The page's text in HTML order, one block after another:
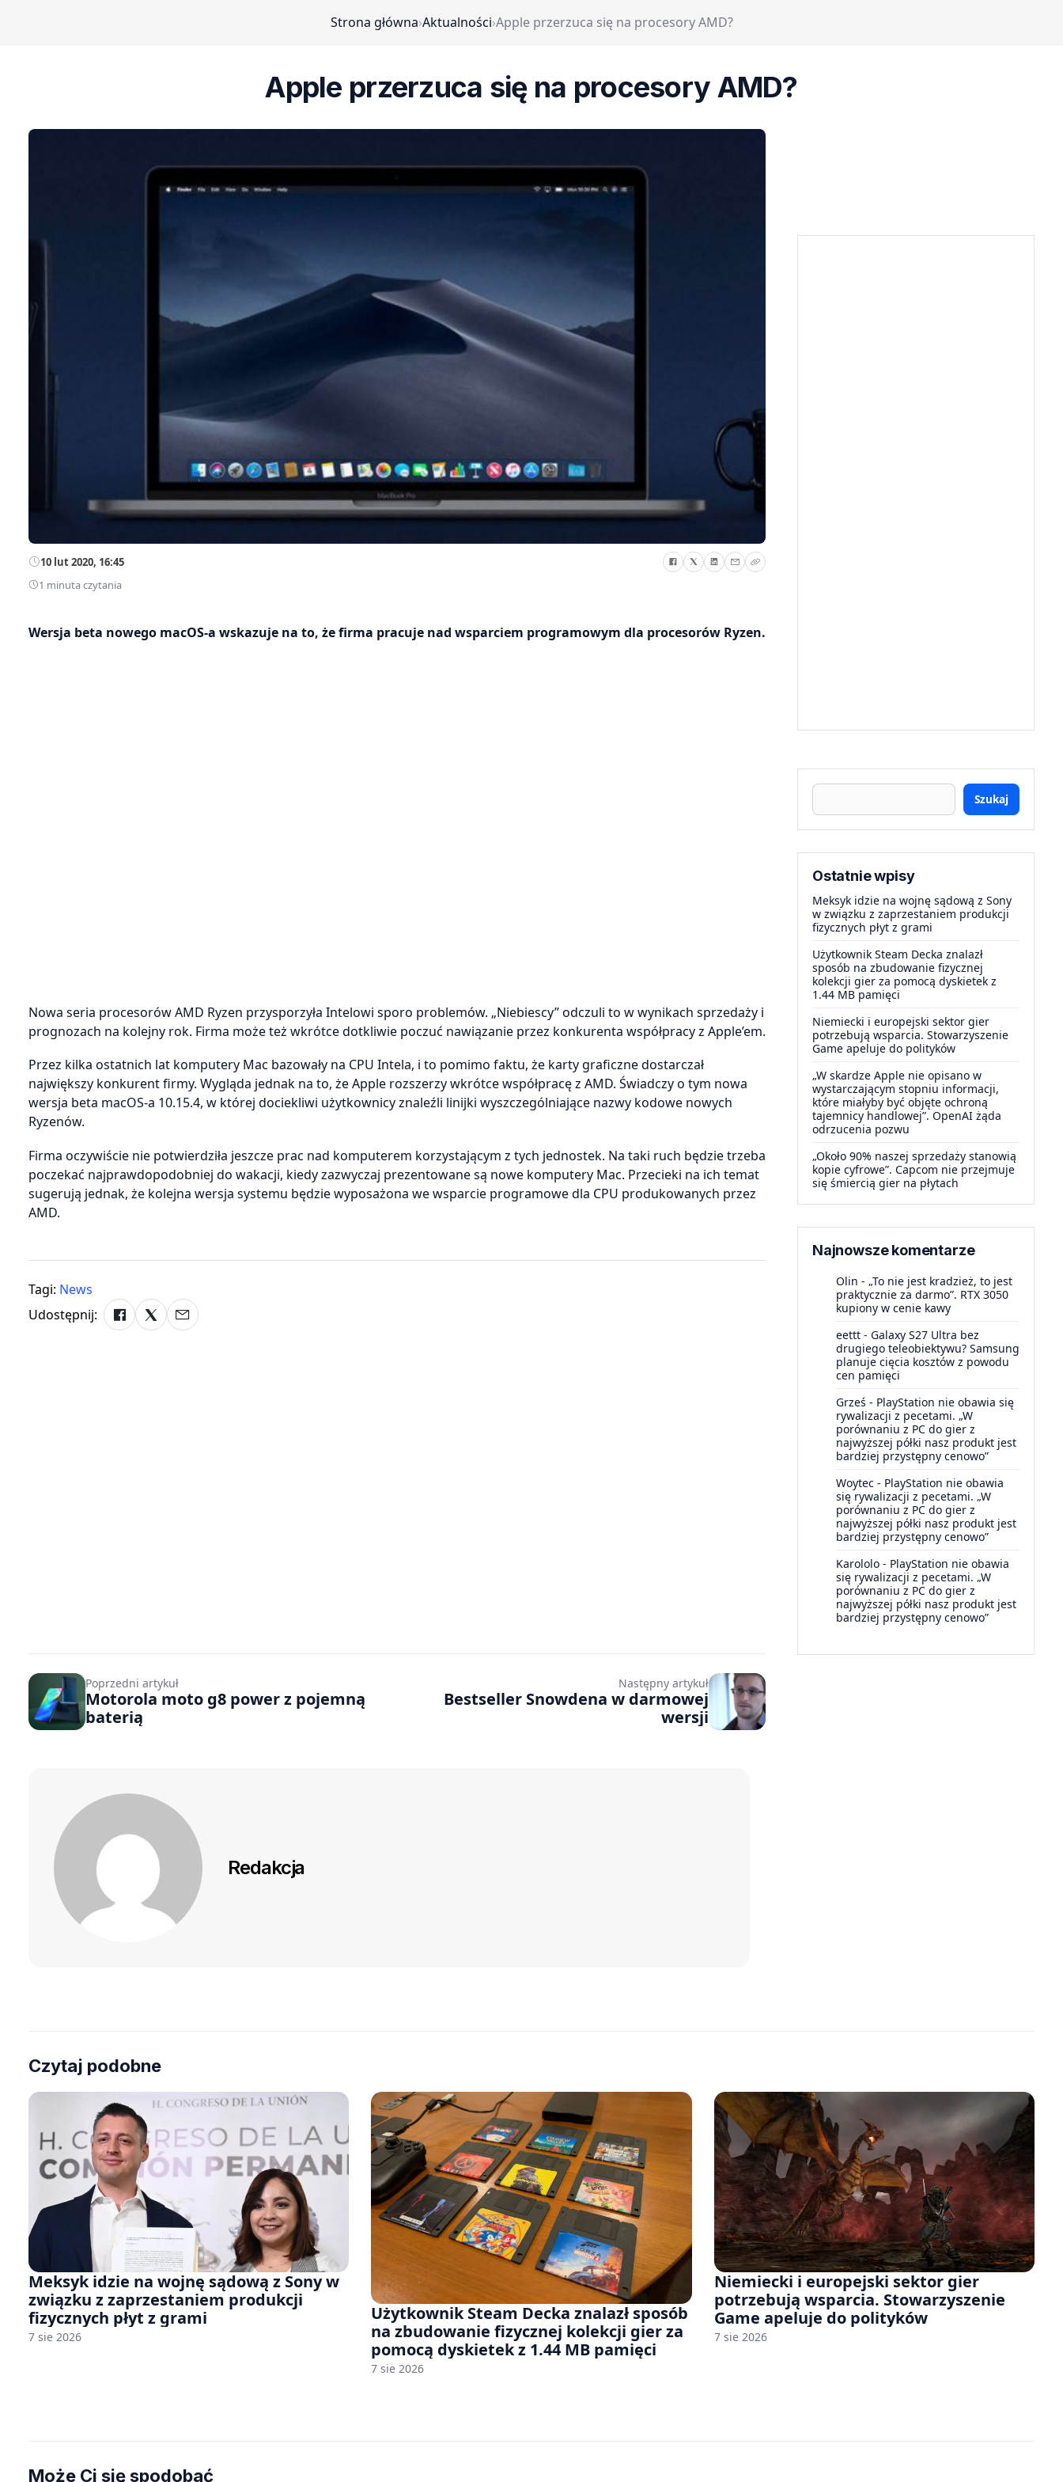
Strona główna›Aktualności›Apple przerzuca się na procesory AMD?
Apple przerzuca się na procesory AMD?
10 lut 2020, 16:45
1 minuta czytania
Wersja beta nowego macOS-a wskazuje na to, że firma pracuje nad wsparciem programowym dla procesorów Ryzen.
Nowa seria procesorów AMD Ryzen przysporzyła Intelowi sporo problemów. „Niebiescy” odczuli to w wynikach sprzedaży i
prognozach na kolejny rok. Firma może też wkrótce dotkliwie poczuć nawiązanie przez konkurenta współpracy z Apple’em.
Przez kilka ostatnich lat komputery Mac bazowały na CPU Intela, i to pomimo faktu, że karty graficzne dostarczał
największy konkurent firmy. Wygląda jednak na to, że Apple rozszerzy wkrótce współpracę z AMD. Świadczy o tym nowa
wersja beta macOS-a 10.15.4, w której dociekliwi użytkownicy znaleźli linijki wyszczególniające nazwy kodowe nowych
Ryzenów.
Firma oczywiście nie potwierdziła jeszcze prac nad komputerem korzystającym z tych jednostek. Na taki ruch będzie trzeba
poczekać najprawdopodobniej do wakacji, kiedy zazwyczaj prezentowane są nowe komputery Mac. Przecieki na ich temat
sugerują jednak, że kolejna wersja systemu będzie wyposażona we wsparcie programowe dla CPU produkowanych przez
AMD.
Tagi: News
Udostępnij:
Szukaj
Ostatnie wpisy
Meksyk idzie na wojnę sądową z Sony
w związku z zaprzestaniem produkcji
fizycznych płyt z grami
Użytkownik Steam Decka znalazł
sposób na zbudowanie fizycznej
kolekcji gier za pomocą dyskietek z
1.44 MB pamięci
Niemiecki i europejski sektor gier
potrzebują wsparcia. Stowarzyszenie
Game apeluje do polityków
„W skardze Apple nie opisano w
wystarczającym stopniu informacji,
które miałyby być objęte ochroną
tajemnicy handlowej”. OpenAI żąda
odrzucenia pozwu
„Około 90% naszej sprzedaży stanowią
kopie cyfrowe”. Capcom nie przejmuje
się śmiercią gier na płytach
Najnowsze komentarze
Olin - „To nie jest kradzież, to jest
praktycznie za darmo”. RTX 3050
kupiony w cenie kawy
eettt - Galaxy S27 Ultra bez
drugiego teleobiektywu? Samsung
planuje cięcia kosztów z powodu
cen pamięci
Grześ - PlayStation nie obawia się
rywalizacji z pecetami. „W
porównaniu z PC do gier z
najwyższej półki nasz produkt jest
bardziej przystępny cenowo”
Woytec - PlayStation nie obawia
się rywalizacji z pecetami. „W
porównaniu z PC do gier z
najwyższej półki nasz produkt jest
bardziej przystępny cenowo”
Karololo - PlayStation nie obawia
się rywalizacji z pecetami. „W
porównaniu z PC do gier z
najwyższej półki nasz produkt jest
bardziej przystępny cenowo”
Poprzedni artykuł
Motorola moto g8 power z pojemną
baterią
Następny artykuł
Bestseller Snowdena w darmowej
wersji
Redakcja
Czytaj podobne
Meksyk idzie na wojnę sądową z Sony w
związku z zaprzestaniem produkcji
fizycznych płyt z grami
7 sie 2026
Użytkownik Steam Decka znalazł sposób
na zbudowanie fizycznej kolekcji gier za
pomocą dyskietek z 1.44 MB pamięci
7 sie 2026
Niemiecki i europejski sektor gier
potrzebują wsparcia. Stowarzyszenie
Game apeluje do polityków
7 sie 2026
Może Ci się spodobać